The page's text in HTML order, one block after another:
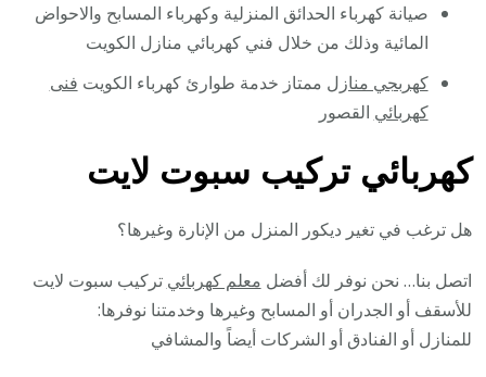
صيانة كهرباء الحدائق المنزلية وكهرباء المسابح والاحواض
المائية وذلك من خلال فني كهربائي منازل الكويت
كهربجي منازل ممتاز خدمة طوارئ كهرباء الكويت فنى
كهربائي القصور
كهربائي تركيب سبوت لايت
هل ترغب في تغير ديكور المنزل من الإنارة وغيرها؟
اتصل بنا… نحن نوفر لك أفضل معلم كهربائي تركيب سبوت لايت
للأسقف أو الجدران أو المسابح وغيرها وخدمتنا نوفرها:
للمنازل أو الفنادق أو الشركات أيضاً والمشافي